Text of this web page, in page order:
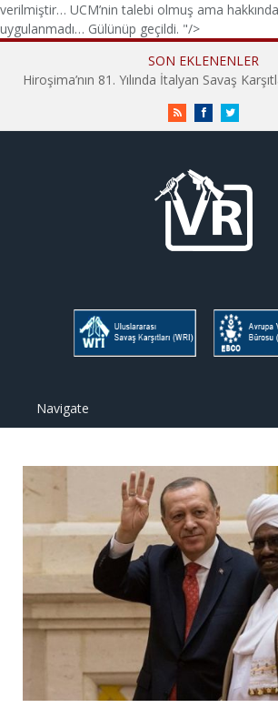
verilmiştir… UCM’nin talebi olmuş ama
uygulanmadı… Gülünüp geçildi. "/>
SON EKLENENLER
RSS FacebookTwitter
Navigate